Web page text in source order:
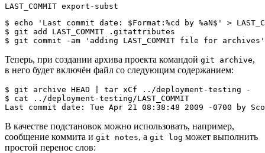
LAST_COMMIT export-subst
$ echo 'Last commit date: $Format:%cd by %aN$' >
$ git add
LAST_COMMIT .gitattributes
$ git commit -am 'adding LAST_COMMIT file for archives'
Теперь, при создании архива проекта командой git archive,
в него будет включён файл со следующим содержанием:
$ git archive HEAD | tar xCf ../deployment-testing -
$ cat ../deployment-testing/LAST_COMMIT
Last commit date: Tue Apr 21 08:38:48 2009 -0700 by
В качестве подстановок можно использовать, например,
сообщение коммита и git notes, а git log может выполнить
простой перенос слов: